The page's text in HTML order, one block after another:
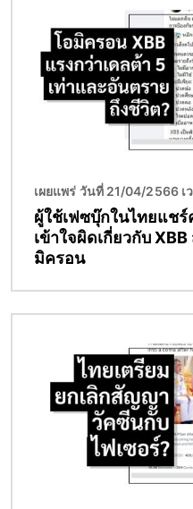
เผยแพร่ วันที่ 21/04/2566 เ
ผู้ใช้เฟซบุ๊กในไทยแช
เข้าใจผิดเกี่ยวกับ
มิครอน